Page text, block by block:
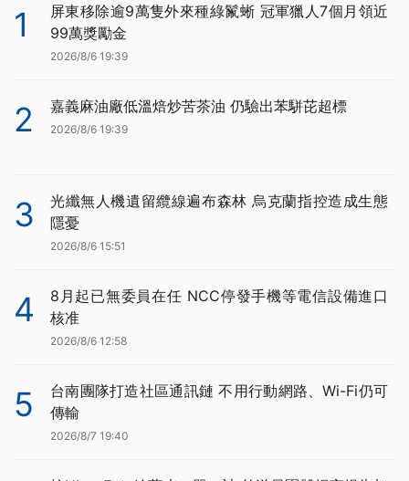
1
屏東移除逾9萬隻外來種綠鬣蜥 冠軍獵人7個月領近
99萬獎勵金
2026/8/6 19:39
2 嘉義麻油廠低溫焙炒苦茶油 仍驗出苯駢芘超標
2026/8/6 19:39
3
光纖無人機遺留纜線遍布森林 烏克蘭指控造成生態
隱憂
2026/8/6 15:51
4
8月起已無委員在任 NCC停發手機等電信設備進口
核准
2026/8/6 12:58
5
台南團隊打造社區通訊鏈 不用行動網路、Wi-Fi仍可
傳輸
2026/8/7 19:40